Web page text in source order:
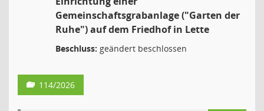
Gemeinschaftsgrabanlage ("Garten der
Ruhe") auf dem Friedhof in Lette
Beschluss: geändert beschlossen
114/2026